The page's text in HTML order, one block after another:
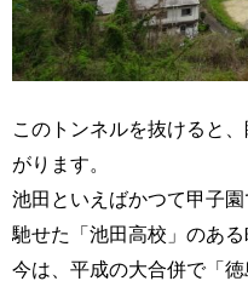
このトンネルを抜けると
がります。
池田といえばかつて甲子
馳せた「池田高校」のある
今は、平成の大合併で「